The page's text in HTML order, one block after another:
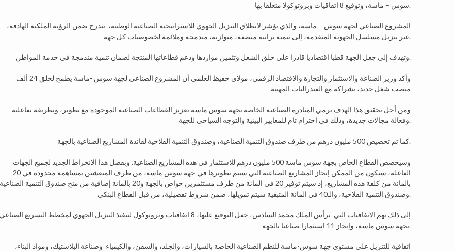
سوس – ماسة، وتوقيع 8 اتفاقيات وبروتوكولا متعلقا بها.
المشروع الصناعي لجهة سوس – ماسة، والذي يؤشر لانطلاق التنزيل الجهوي للاستراتيجية الصناعية الوطنية، يندرج ضمن الرؤية الملكية الهادفة،
عبر تنزيل مسلسل الجهوية المتقدمة، إلى تنمية ترابية منصفة، متوازنة، مندمجة وملائمة لخصوصيات كل جهة.
وتهدف إلى جعل الجهة قطبا اقتصاديا قادرا على خلق الشغل وتثمين مواردها ودعم قطاعاتها المنتجة لضمان تنمية مندمجة في خدمة المواطن.
وأكد وزير الصناعة والاستثمار والتجارة والاقتصاد الرقمي، مولاي حفيظ العلمي أن المشروع الصناعي لجهة سوس -ماسة يطمح لخلق 24 ألف
منصب شغل جديد، بشراكة مع الفيدراليات المهنية
ومن أجل تحقيق هذا الهدف ترمي المبادرة الصناعية الخاصة بجهة سوس ماسة تعزيز القطاعات الصناعية الموجودة مع تطوير، وبطريقة تفاعلية
وفعالة مجالات جديدة، وذلك في احترام تام للمعايير البيئية والتوجه السياحي للجهة.
كما تم تخصيص 500 مليون درهم من طرف صندوق التنمية الصناعية، وصندوق التنمية الفلاحية لفائدة المشاريع الصناعية بالجهة.
وسيخصص القطاع الخاص بجهة سوس ماسة 500 مليون درهم للاستثمار في هذه المشاريع الصناعية. وبفضل هذا الانخراط الجديد لجميع الجهات
الفاعلة، سيكون من الممكن إنجاز المشاريع الصناعية التي سيتم تطويرها في جهة سوس ماسة، من طرف المنعشين بمساهمة محدودة في 20
بالمائة من كلفة هذه المشاريع، إذ سيتم توفير 20 في المائة من طرف مستثمرين خواص بالجهة و20 بالمائة إضافية من منح صندوق التنمية الصناعية
وصندوق التنمية الفلاحية، والـ40 في المائة المتبقية سيتم تمويلها، ضمن شروط تفضيلية، من قبل القطاع البنكي.
إلى ذلك تهم الاتفاقيات التي ترأس الملك محمد السادس، حفل التوقيع عليها، 8 اتفاقيات وبروتوكول لتنفيذ التنزيل الجهوي لمخطط التسريع
بجهة سوس ماسة، وإنجاز 11 استثمارا صناعيا بالجهة.
اتفاقية للتنزيل على مستوى جهة سوس-ماسة للنظم الصناعية الخاصة بالسيارات، والجلد، والسفن، والكيمياء وصناعة البلاستيك، ومواد البناء،